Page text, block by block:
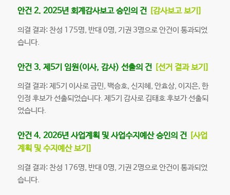
안건 2. 2025년 회계감사보고 승인의 건 [감사보고 보기 ]
의결 결과: 찬성 175명, 반대 0명, 기권 3명으로 안건이 통과되었
습니다.
안건 3. 제5기 임원(이사, 감사) 선출의 건 [선거 결과 보기 ]
의결 결과: 제5기 이사로 금민, 백승호, 신지혜, 안효상, 이지은, 한
인정 후보가 선출되었습니다. 제5기 감사로 김태호 후보가 선출되
었습니다.
안건 4. 2026년 사업계획 및 사업수지예산 승인의 건 [사업
계획 및 수지예산 보기 ]
의결 결과: 찬성 176명, 반대 0명, 기권 2명으로 안건이 통과되었
습니다.